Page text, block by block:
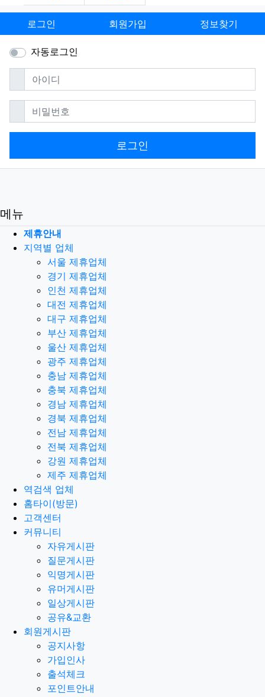
로그인 회원가입 정보찾기
자동로그인
아이디필수
비밀번호필수
로그인
메뉴
제휴안내
지역별 업체
서울 제휴업체
경기 제휴업체
인천 제휴업체
대전 제휴업체
대구 제휴업체
부산 제휴업체
울산 제휴업체
광주 제휴업체
충남 제휴업체
충북 제휴업체
경남 제휴업체
경북 제휴업체
전남 제휴업체
전북 제휴업체
강원 제휴업체
제주 제휴업체
역검색 업체
홈타이(방문)
고객센터
커뮤니티
자유게시판
질문게시판
익명게시판
유머게시판
일상게시판
공유&교환
회원게시판
공지사항
가입인사
출석체크
포인트안내